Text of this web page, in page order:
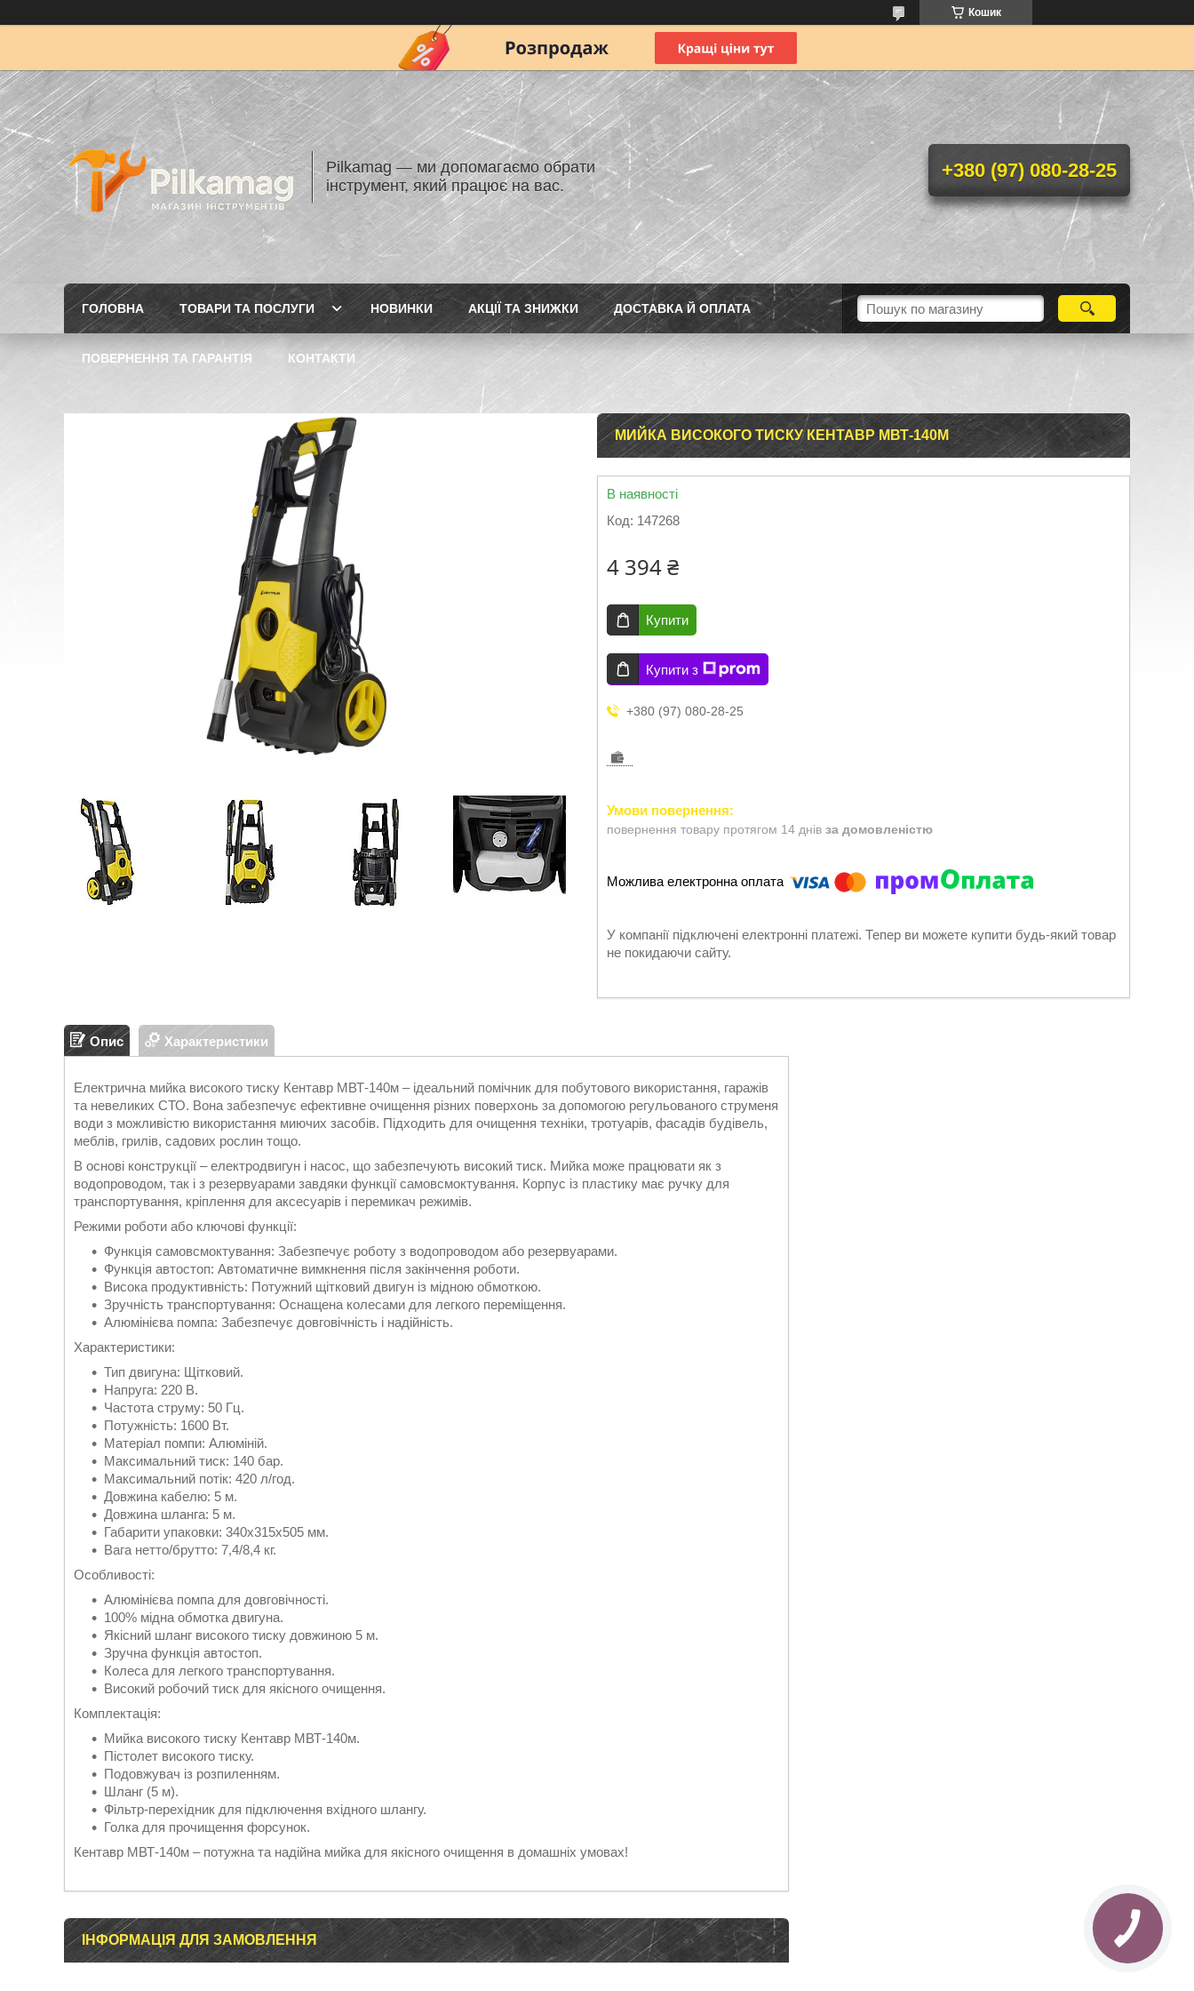
Кошик
Pilkamag — ми допомагаємо обрати
інструмент, який працює на вас.
+380 (97) 080-28-25
ГОЛОВНА ТОВАРИ ТА ПОСЛУГИ НОВИНКИ АКЦІЇ ТА ЗНИЖКИ ДОСТАВКА Й ОПЛАТА
ПОВЕРНЕННЯ ТА ГАРАНТІЯ КОНТАКТИ
МИЙКА ВИСОКОГО ТИСКУ КЕНТАВР МВТ-140М
В наявності
Код: 147268
4 394 ₴
Купити
Купити з
+380 (97) 080-28-25
повернення товару протягом 14 днів за домовленістю
У компанії підключені електронні платежі. Тепер ви можете купити будь-який товар
не покидаючи сайту.
Опис Характеристики
Електрична мийка високого тиску Кентавр МВТ-140м – ідеальний помічник для побутового використання, гаражів
та невеликих СТО. Вона забезпечує ефективне очищення різних поверхонь за допомогою регульованого струменя
води з можливістю використання миючих засобів. Підходить для очищення техніки, тротуарів, фасадів будівель,
меблів, грилів, садових рослин тощо.
В основі конструкції – електродвигун і насос, що забезпечують високий тиск. Мийка може працювати як з
водопроводом, так і з резервуарами завдяки функції самовсмоктування. Корпус із пластику має ручку для
транспортування, кріплення для аксесуарів і перемикач режимів.
Режими роботи або ключові функції:
Функція самовсмоктування: Забезпечує роботу з водопроводом або резервуарами.
Функція автостоп: Автоматичне вимкнення після закінчення роботи.
Висока продуктивність: Потужний щітковий двигун із мідною обмоткою.
Зручність транспортування: Оснащена колесами для легкого переміщення.
Алюмінієва помпа: Забезпечує довговічність і надійність.
Характеристики:
Тип двигуна: Щітковий.
Напруга: 220 В.
Частота струму: 50 Гц.
Потужність: 1600 Вт.
Матеріал помпи: Алюміній.
Максимальний тиск: 140 бар.
Максимальний потік: 420 л/год.
Довжина кабелю: 5 м.
Довжина шланга: 5 м.
Габарити упаковки: 340х315х505 мм.
Вага нетто/брутто: 7,4/8,4 кг.
Особливості:
Алюмінієва помпа для довговічності.
100% мідна обмотка двигуна.
Якісний шланг високого тиску довжиною 5 м.
Зручна функція автостоп.
Колеса для легкого транспортування.
Високий робочий тиск для якісного очищення.
Комплектація:
Мийка високого тиску Кентавр МВТ-140м.
Пістолет високого тиску.
Подовжувач із розпиленням.
Шланг (5 м).
Фільтр-перехідник для підключення вхідного шлангу.
Голка для прочищення форсунок.
Кентавр МВТ-140м – потужна та надійна мийка для якісного очищення в домашніх умовах!
ІНФОРМАЦІЯ ДЛЯ ЗАМОВЛЕННЯ